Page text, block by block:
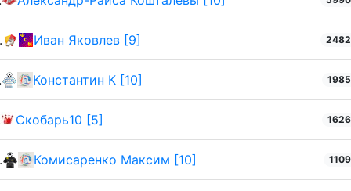
Иван Яковлев [9] 2482
Константин К [10] 1985
Скобарь10 [5] 1626
Комисаренко Максим [10] 1109